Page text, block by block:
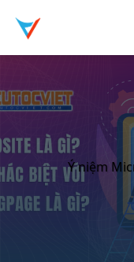
qua
nội
Ý niệm